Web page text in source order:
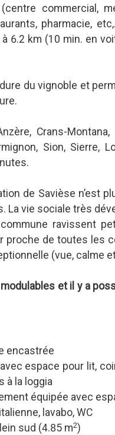
commercial,
pharmacie,
6.2 km (10 min. en
du vignoble et
Crans-
Sion, Sierre,
de Savièse n’est
La vie sociale très
ravissent
proche de toutes les
(vue, calme
et il y a
encastrée
espace pour lit,
à la loggia
équipée avec
lavabo, WC
sud (4.85 m2)